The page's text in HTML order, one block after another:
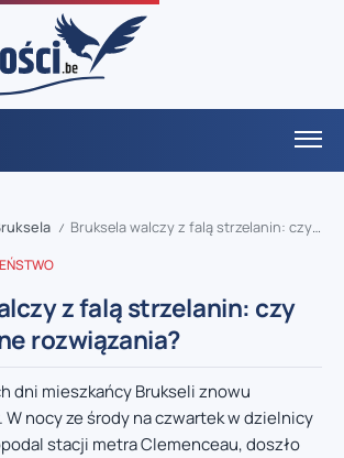
/ Bruksela walczy z falą strzelanin: czy są skuteczne rozwiązania?
z falą strzelanin: czy
rozwiązania?
dni mieszkańcy Brukseli znowu
W nocy ze środy na czwartek w dzielnicy
stacji metra Clemenceau, doszło